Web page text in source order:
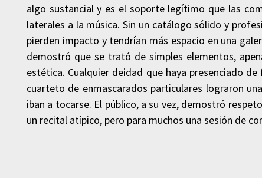
algo sustancial y es el soporte legítimo que las
laterales a la música. Sin un catálogo sólido y
pierden impacto y tendrían más espacio en una
demostró que se trató de simples elementos,
estética. Cualquier deidad que haya presenciado
cuarteto de enmascarados particulares lograron
iban a tocarse. El público, a su vez, demostró
un recital atípico, pero para muchos una sesión de